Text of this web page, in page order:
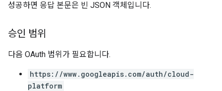
성공하면 응답 본문은 빈 JSON 객체입니다.
승인 범위
다음 OAuth 범위가 필요합니다.
https://www.googleapis.com/auth/cloud-
platform